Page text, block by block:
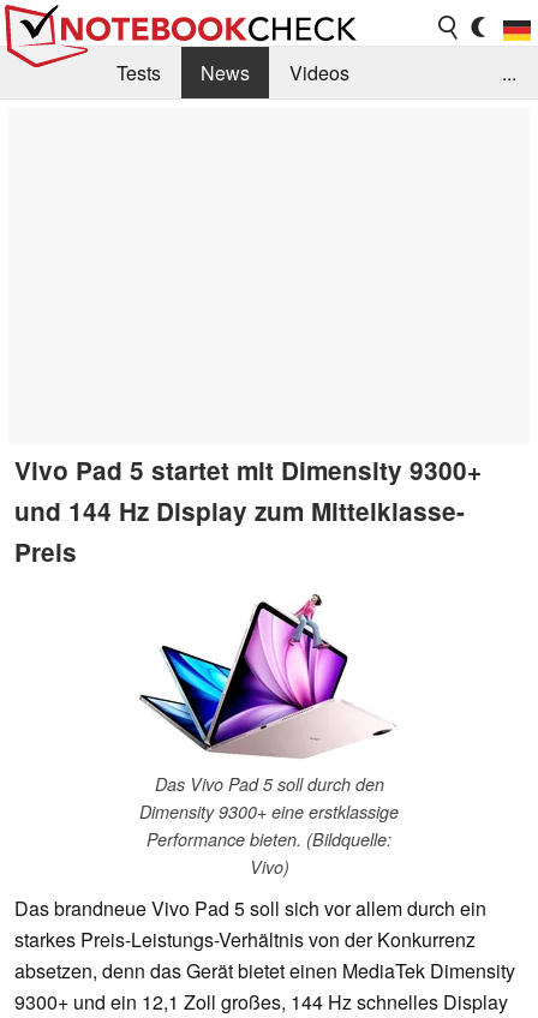
Tests News
Videos
...
Vivo Pad 5 startet mit Dimensity 9300+
und 144 Hz Display zum Mittelklasse-
Preis
Das Vivo Pad 5 soll durch den
Dimensity 9300+ eine erstklassige
Performance bieten. (Bildquelle:
Vivo)
Das brandneue Vivo Pad 5 soll sich vor allem durch ein
starkes Preis-Leistungs-Verhältnis von der Konkurrenz
absetzen, denn das Gerät bietet einen MediaTek Dimensity
9300+ und ein 12,1 Zoll großes, 144 Hz schnelles Display